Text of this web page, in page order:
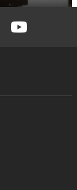
youtube